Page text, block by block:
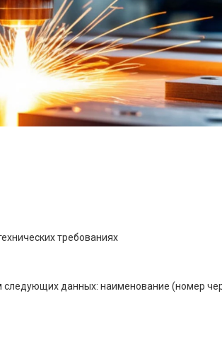
требованиях
данных: наименование (номер